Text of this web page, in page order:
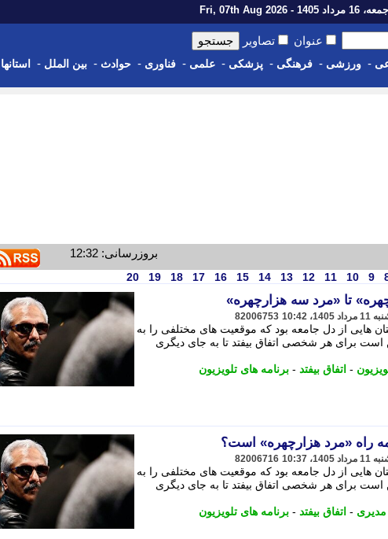
جمعه، 16 مرداد 1405 - Fri, 07th Aug 2026
عنوان تصاویر
- ورزشی - فرهنگی - پزشکی - علمی - فناوری - حوادث - بین الملل - استانها
بروزرسانی: 12:32
9
10
11
12
13
14
15
16
17
18
19
20
تا «مرد سه هزارچهره»
82006753
هایی از دل جامعه بود که موقعیت های مختلفی را به
برای هر شخصی اتفاق بیفتد تا به جای دیگری
- اتفاق بیفتد - برنامه های تلویزیون
راه «مرد هزارچهره» است؟
82006716
هایی از دل جامعه بود که موقعیت های مختلفی را به
برای هر شخصی اتفاق بیفتد تا به جای دیگری
- اتفاق بیفتد - برنامه های تلویزیون